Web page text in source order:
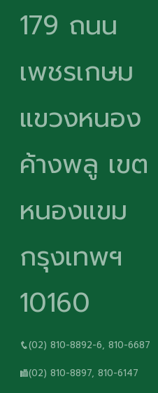
179 ถนน
เพชรเกษม
แขวงหนอง
ค้างพลู เขต
หนองแขม
กรุงเทพฯ
10160
(02) 810-8892-6, 810-6687
(02) 810-8897, 810-6147